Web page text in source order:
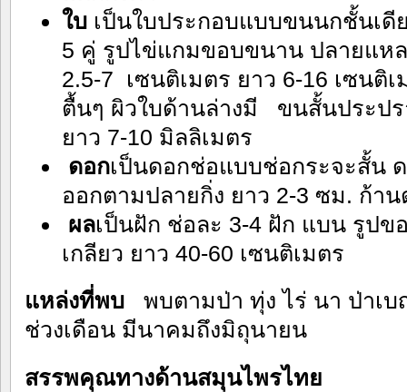
ใบเป็นใบประกอบแบบขนนกชั้นเดี
5 คู่ รูปไข่แกมขอบขนาน ปลายแห
2.5-7 เซนติเมตร ยาว 6-16 เซน
ตื้นๆ ผิวใบด้านล่างมี ขนสั้นประป
ยาว 7-10 มิลลิเมตร
ดอกเป็นดอกช่อแบบช่อกระจะสั้น
ออกตามปลายกิ่ง ยาว 2-3 ซม. ก้า
ผลเป็นฝัก ช่อละ 3-4 ฝัก แบน รูปข
เกลียว ยาว 40-60 เซนติเมตร
แหล่งที่พบ พบตามป่า ทุ่ง ไร่ นา ป่าเ
ช่วงเดือน มีนาคมถึงมิถุนายน
สรรพคุณทางด้านสมุนไพรไทย